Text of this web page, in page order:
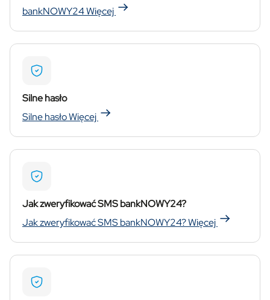
bankNOWY24Więcej
Silne hasło
Silne hasłoWięcej
Jak zweryfikować SMS bankNOWY24?
Jak zweryfikować SMS bankNOWY24?Więcej